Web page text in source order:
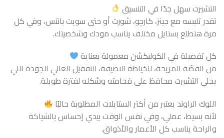
التشيرت سهل جدًا في التنسيق
تقدر تلبسه مع جينز، كارچو، شورت أو حتى سويت بانتس، وفي كل
مرة هتطلع بستايل مختلف يناسب مودك وشخصيتك.
كل تفصيلة في الكوليكشن معمولة بعناية
من القصّة المريحة، للخياطة النضيفة، للتقفيل العالي الجودة اللي
يخلي التشيرت محافظ على فخامته وشكله لفترة طويلة.
اللوك الراوند يعتبر من أكتر الستايلات المطلوبة حاليًا
لأنه بسيط، عملي، وفي نفس الوقت بيدي إحساس بالشياكة
والراحة يناسب كل الأعمار والأذواق.